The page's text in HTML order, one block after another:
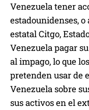
Venezuela tener
estadounidenses,
estatal Citgo,
Venezuela pagar
al impago, lo que
pretenden usar de
Venezuela sobre
sus activos en el